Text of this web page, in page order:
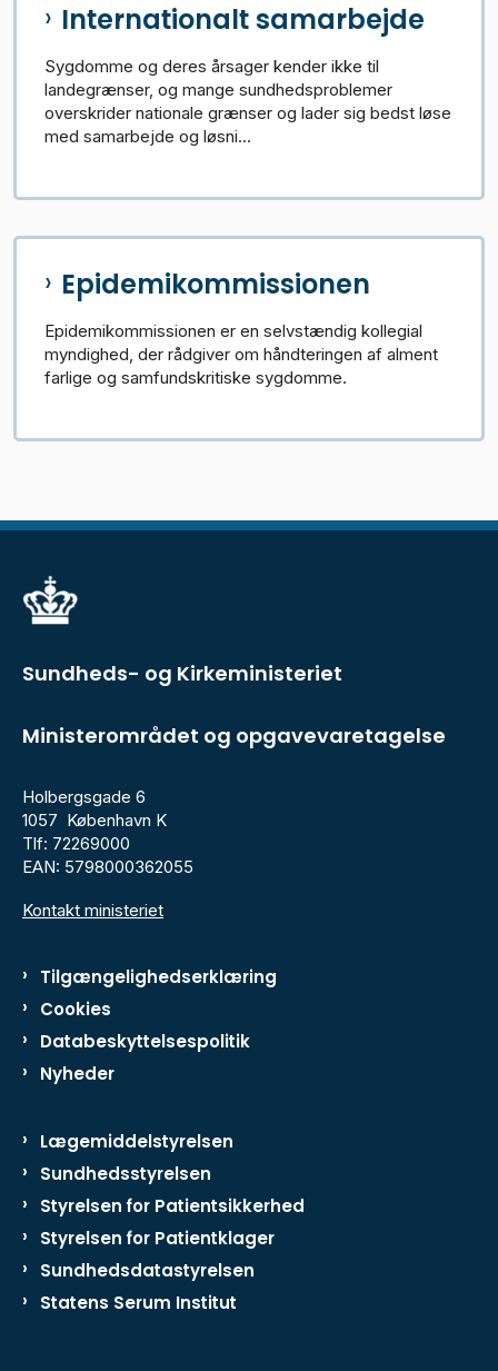
Internationalt samarbejde
Sygdomme og deres årsager kender ikke til
landegrænser, og mange sundhedsproblemer
overskrider nationale grænser og lader sig bedst løse
med samarbejde og løsni...
Epidemikommissionen
Epidemikommissionen er en selvstændig kollegial
myndighed, der rådgiver om håndteringen af alment
farlige og samfundskritiske sygdomme.
Sundheds- og Kirkeministeriet
Ministerområdet og opgavevaretagelse
Holbergsgade 6
1057 København K
Tlf: 72269000
EAN: 5798000362055
Kontakt ministeriet
Tilgængelighedserklæring
Cookies
Databeskyttelsespolitik
Nyheder
Lægemiddelstyrelsen
Sundhedsstyrelsen
Styrelsen for Patientsikkerhed
Styrelsen for Patientklager
Sundhedsdatastyrelsen
Statens Serum Institut